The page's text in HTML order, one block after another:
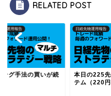
RELATED POST
物運用報告
ング手法の買いが続
日経先物運用報告
本日の225
テム（220円